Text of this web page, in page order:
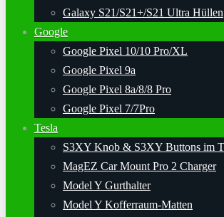
Galaxy S21/S21+/S21 Ultra Hüllen
Google
Google Pixel 10/10 Pro/XL
Google Pixel 9a
Google Pixel 8a/8/8 Pro
Google Pixel 7/7Pro
Tesla
S3XY Knob & S3XY Buttons im
MagEZ Car Mount Pro 2 Charger
Model Y Gurthalter
Model Y Kofferraum-Matten